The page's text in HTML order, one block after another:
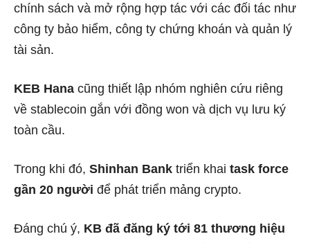
chính sách và mở rộng hợp tác với các đối tác như
công ty bảo hiểm, công ty chứng khoán và quản lý
tài sản.
KEB Hana cũng thiết lập nhóm nghiên cứu riêng
về stablecoin gắn với đồng won và dịch vụ lưu ký
toàn cầu.
Trong khi đó, Shinhan Bank triển khai task force
gần 20 người để phát triển mảng crypto.
Đáng chú ý, KB đã đăng ký tới 81 thương hiệu